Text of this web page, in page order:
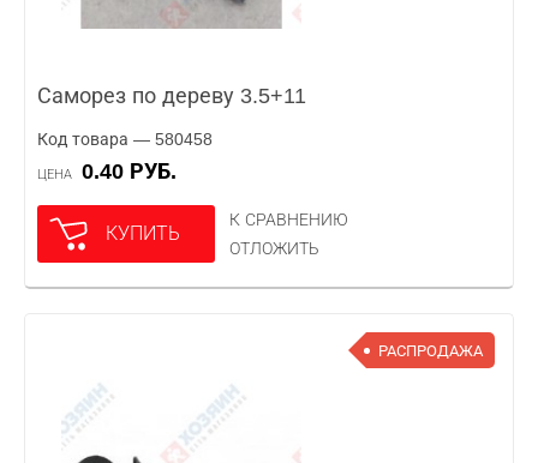
Саморез по дереву 3.5+11
Код товара — 580458
ЦЕНА 0.40 РУБ.
КУПИТЬ
К СРАВНЕНИЮ
ОТЛОЖИТЬ
РАСПРОДАЖА